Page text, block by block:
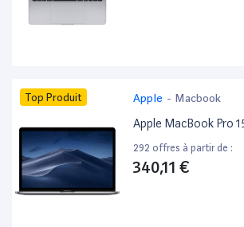
Top Produit Apple - Macbook
Apple MacBook Pro
292 offres à partir de :
340,11 €